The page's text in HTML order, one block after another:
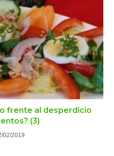
frente al desperdicio
(3)
02/2019